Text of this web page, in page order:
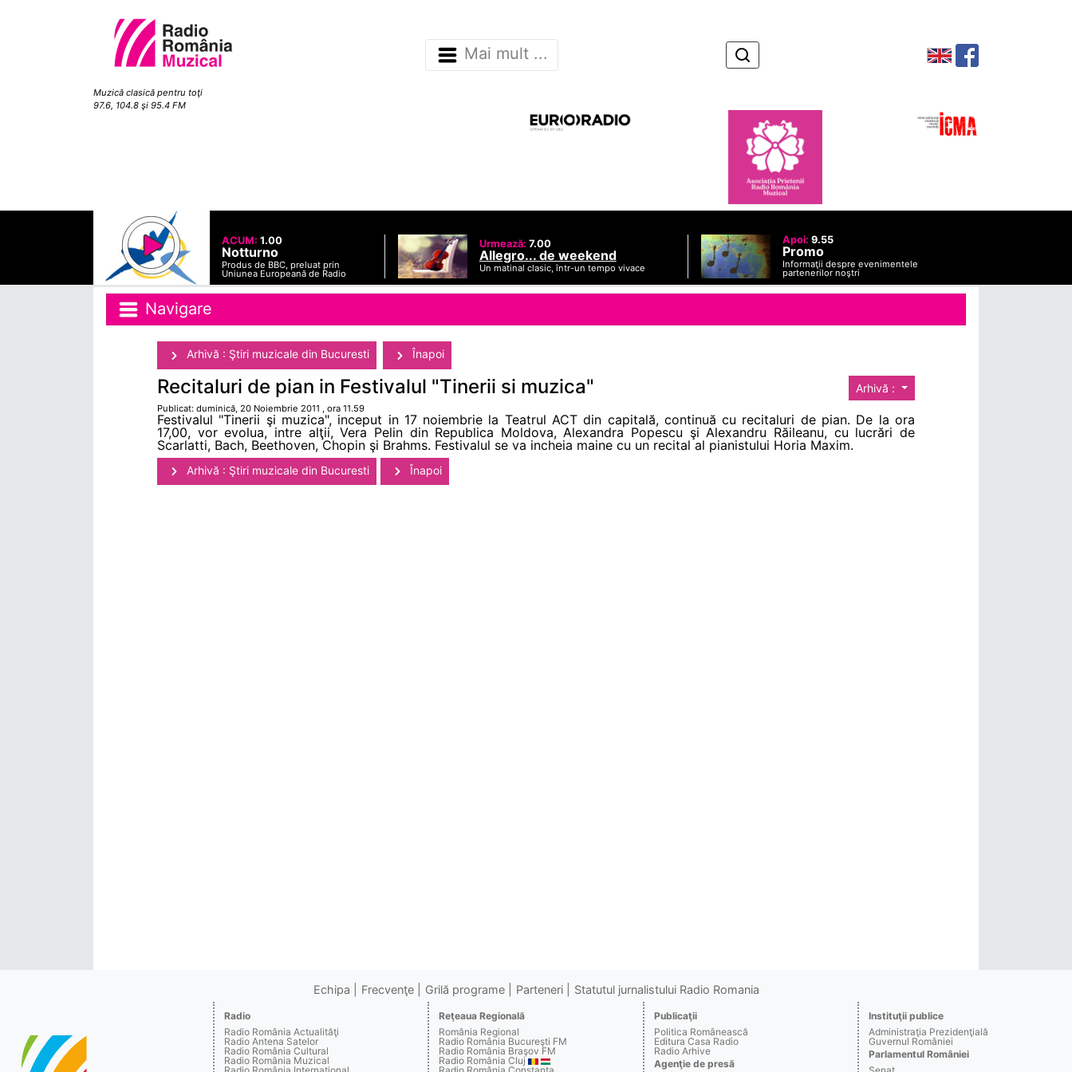
Muzică clasică pentru toţi
97.6, 104.8 şi 95.4 FM
Mai mult ...
ACUM: 1.00
Notturno
Produs de BBC, preluat prin
Uniunea Europeană de Radio
Urmează: 7.00
Allegro... de weekend
Un matinal clasic, într-un tempo vivace
Apoi: 9.55
Promo
Informaţii despre evenimentele
partenerilor noştri
Navigare
Arhivă : Ştiri muzicale din Bucuresti Înapoi
Arhivă :
Recitaluri de pian in Festivalul "Tinerii si muzica"
Publicat: duminică, 20 Noiembrie 2011 , ora 11.59
Festivalul "Tinerii şi muzica", inceput in 17 noiembrie la Teatrul ACT din capitală, continuă cu recitaluri de pian. De la ora
17,00, vor evolua, intre alţii, Vera Pelin din Republica Moldova, Alexandra Popescu şi Alexandru Răileanu, cu lucrări de
Scarlatti, Bach, Beethoven, Chopin şi Brahms. Festivalul se va incheia maine cu un recital al pianistului Horia Maxim.
Arhivă : Ştiri muzicale din Bucuresti Înapoi
Echipa Frecvenţe Grilă programe Parteneri Statutul jurnalistului Radio Romania
Radio
Radio România Actualităţi
Radio Antena Satelor
Radio România Cultural
Radio România Muzical
Reţeaua Regională
România Regional
Radio România Bucureşti FM
Radio România Braşov FM
Radio România Cluj
Publicaţii
Politica Românească
Editura Casa Radio
Radio Arhive
Agenţie de presă
Instituţii publice
Administraţia Prezidenţială
Guvernul României
Parlamentul României